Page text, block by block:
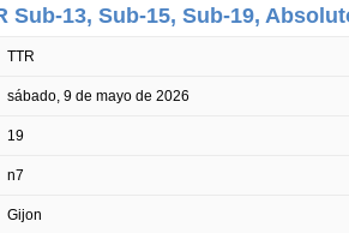
Sub-13, Sub-15, Sub-19,
TTR
sábado, 9 de mayo de 2026
19
n7
Gijon